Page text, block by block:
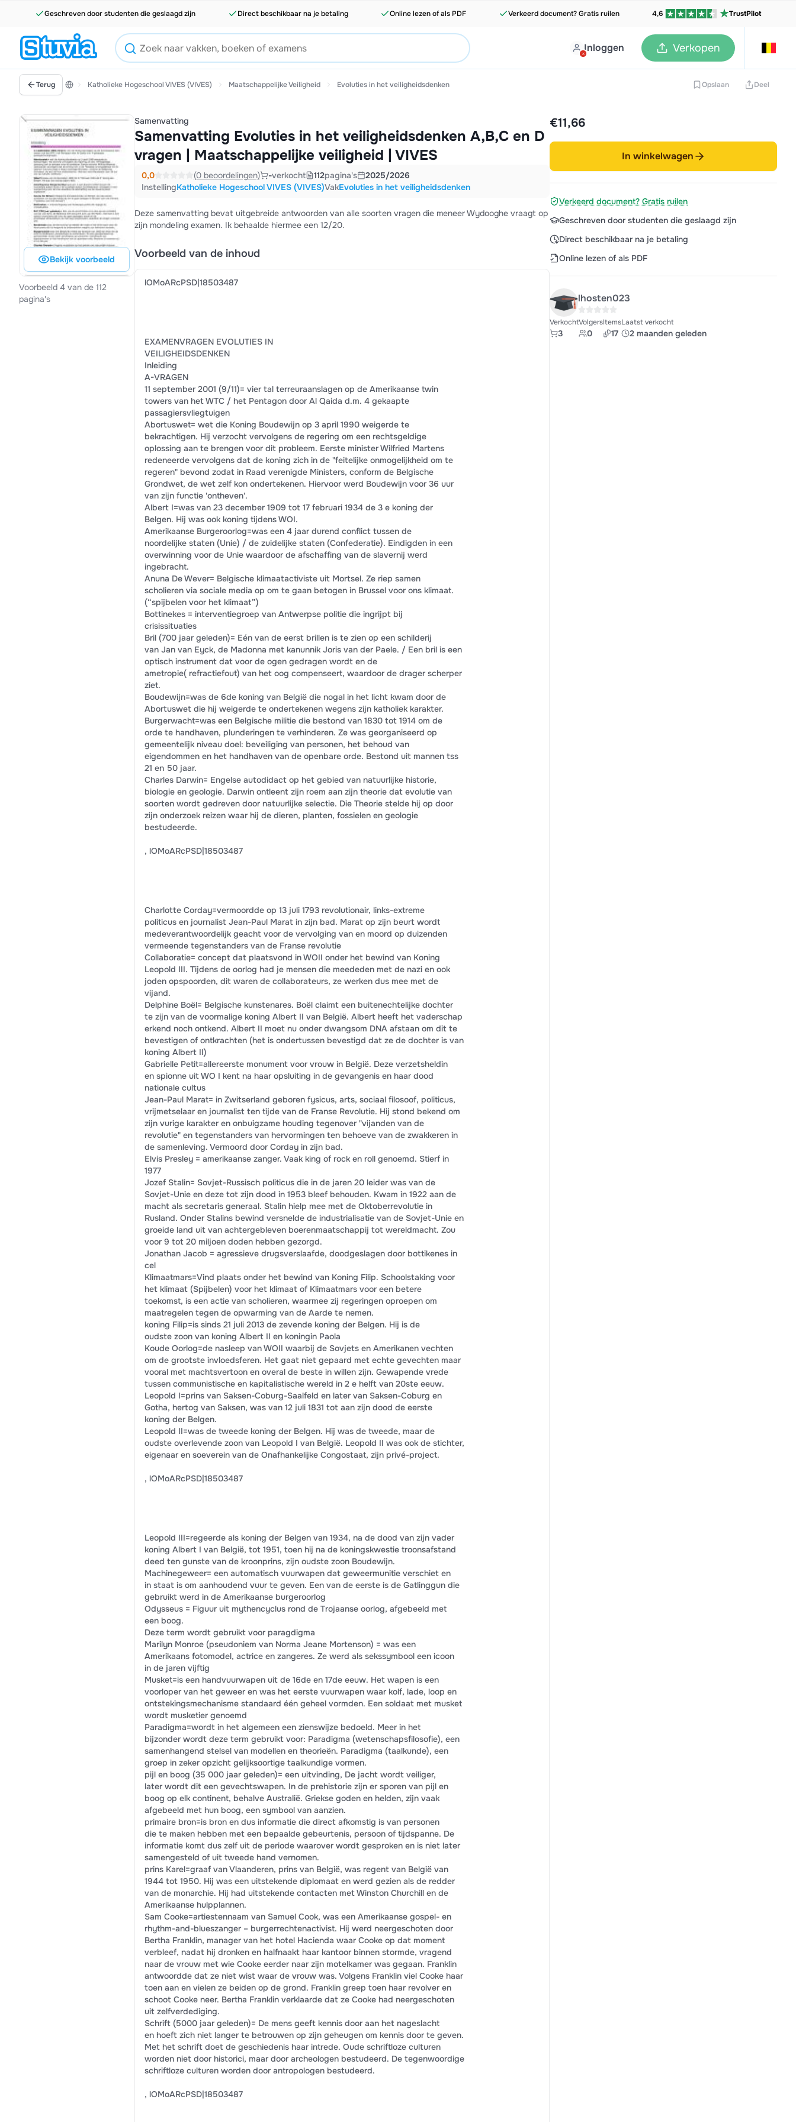
Geschreven door studenten die geslaagd zijn Direct beschikbaar na je betaling Online lezen of als PDF Verkeerd document? Gratis ruilen 4,6 TrustPilot
Inloggen Verkopen
Terug Katholieke Hogeschool VIVES (VIVES) Maatschappelijke Veiligheid Evoluties in het veiligheidsdenken Opslaan Deel
Bekijk voorbeeld
Voorbeeld 4 van de 112
pagina's
Samenvatting
Samenvatting Evoluties in het veiligheidsdenken A,B,C en D
vragen | Maatschappelijke veiligheid | VIVES
0,0 (0 beoordelingen) -verkocht 112pagina's
2025/2026
InstellingKatholieke Hogeschool VIVES (VIVES)VakEvoluties in het veiligheidsdenken
Deze samenvatting bevat uitgebreide antwoorden van alle soorten vragen die meneer Wydooghe vraagt op
zijn mondeling examen. Ik behaalde hiermee een 12/20.
Voorbeeld van de inhoud
lOMoARcPSD|18503487
EXAMENVRAGEN EVOLUTIES IN
VEILIGHEIDSDENKEN
Inleiding
A-VRAGEN
11 september 2001 (9/11)= vier tal terreuraanslagen op de Amerikaanse twin
towers van het WTC / het Pentagon door Al Qaida d.m. 4 gekaapte
passagiersvliegtuigen
Abortuswet= wet die Koning Boudewijn op 3 april 1990 weigerde te
bekrachtigen. Hij verzocht vervolgens de regering om een rechtsgeldige
oplossing aan te brengen voor dit probleem. Eerste minister Wilfried Martens
redeneerde vervolgens dat de koning zich in de "feitelijke onmogelijkheid om te
regeren" bevond zodat in Raad verenigde Ministers, conform de Belgische
Grondwet, de wet zelf kon ondertekenen. Hiervoor werd Boudewijn voor 36 uur
van zijn functie 'ontheven'.
Albert I=was van 23 december 1909 tot 17 februari 1934 de 3 e koning der
Belgen. Hij was ook koning tijdens WOI.
Amerikaanse Burgeroorlog=was een 4 jaar durend conflict tussen de
noordelijke staten (Unie) / de zuidelijke staten (Confederatie). Eindigden in een
overwinning voor de Unie waardoor de afschaffing van de slavernij werd
ingebracht.
Anuna De Wever= Belgische klimaatactiviste uit Mortsel. Ze riep samen
scholieren via sociale media op om te gaan betogen in Brussel voor ons klimaat.
(“spijbelen voor het klimaat”)
Bottinekes = interventiegroep van Antwerpse politie die ingrijpt bij
crisissituaties
Bril (700 jaar geleden)= Eén van de eerst brillen is te zien op een schilderij
van Jan van Eyck, de Madonna met kanunnik Joris van der Paele. / Een bril is een
optisch instrument dat voor de ogen gedragen wordt en de
ametropie( refractiefout) van het oog compenseert, waardoor de drager scherper
ziet.
Boudewijn=was de 6de koning van België die nogal in het licht kwam door de
Abortuswet die hij weigerde te ondertekenen wegens zijn katholiek karakter.
Burgerwacht=was een Belgische militie die bestond van 1830 tot 1914 om de
orde te handhaven, plunderingen te verhinderen. Ze was georganiseerd op
gemeentelijk niveau doel: beveiliging van personen, het behoud van
eigendommen en het handhaven van de openbare orde. Bestond uit mannen tss
21 en 50 jaar.
Charles Darwin= Engelse autodidact op het gebied van natuurlijke historie,
biologie en geologie. Darwin ontleent zijn roem aan zijn theorie dat evolutie van
soorten wordt gedreven door natuurlijke selectie. Die Theorie stelde hij op door
zijn onderzoek reizen waar hij de dieren, planten, fossielen en geologie
bestudeerde.
, lOMoARcPSD|18503487
Charlotte Corday=vermoordde op 13 juli 1793 revolutionair, links-extreme
politicus en journalist Jean-Paul Marat in zijn bad. Marat op zijn beurt wordt
medeverantwoordelijk geacht voor de vervolging van en moord op duizenden
vermeende tegenstanders van de Franse revolutie
Collaboratie= concept dat plaatsvond in WOII onder het bewind van Koning
Leopold III. Tijdens de oorlog had je mensen die meededen met de nazi en ook
joden opspoorden, dit waren de collaborateurs, ze werken dus mee met de
vijand.
Delphine Boël= Belgische kunstenares. Boël claimt een buitenechtelijke dochter
te zijn van de voormalige koning Albert II van België. Albert heeft het vaderschap
erkend noch ontkend. Albert II moet nu onder dwangsom DNA afstaan om dit te
bevestigen of ontkrachten (het is ondertussen bevestigd dat ze de dochter is van
koning Albert II)
Gabrielle Petit=allereerste monument voor vrouw in België. Deze verzetsheldin
en spionne uit WO I kent na haar opsluiting in de gevangenis en haar dood
nationale cultus
Jean-Paul Marat= in Zwitserland geboren fysicus, arts, sociaal filosoof, politicus,
vrijmetselaar en journalist ten tijde van de Franse Revolutie. Hij stond bekend om
zijn vurige karakter en onbuigzame houding tegenover "vijanden van de
revolutie" en tegenstanders van hervormingen ten behoeve van de zwakkeren in
de samenleving. Vermoord door Corday in zijn bad.
Elvis Presley = amerikaanse zanger. Vaak king of rock en roll genoemd. Stierf in
1977
Jozef Stalin= Sovjet-Russisch politicus die in de jaren 20 leider was van de
Sovjet-Unie en deze tot zijn dood in 1953 bleef behouden. Kwam in 1922 aan de
macht als secretaris generaal. Stalin hielp mee met de Oktoberrevolutie in
Rusland. Onder Stalins bewind versnelde de industrialisatie van de Sovjet-Unie en
groeide land uit van achtergebleven boerenmaatschappij tot wereldmacht. Zou
voor 9 tot 20 miljoen doden hebben gezorgd.
Jonathan Jacob = agressieve drugsverslaafde, doodgeslagen door bottikenes in
cel
Klimaatmars=Vind plaats onder het bewind van Koning Filip. Schoolstaking voor
het klimaat (Spijbelen) voor het klimaat of Klimaatmars voor een betere
toekomst, is een actie van scholieren, waarmee zij regeringen oproepen om
maatregelen tegen de opwarming van de Aarde te nemen.
koning Filip=is sinds 21 juli 2013 de zevende koning der Belgen. Hij is de
oudste zoon van koning Albert II en koningin Paola
Koude Oorlog=de nasleep van WOII waarbij de Sovjets en Amerikanen vechten
om de grootste invloedsferen. Het gaat niet gepaard met echte gevechten maar
vooral met machtsvertoon en overal de beste in willen zijn. Gewapende vrede
tussen communistische en kapitalistische wereld in 2 e helft van 20ste eeuw.
Leopold I=prins van Saksen-Coburg-Saalfeld en later van Saksen-Coburg en
Gotha, hertog van Saksen, was van 12 juli 1831 tot aan zijn dood de eerste
koning der Belgen.
Leopold II=was de tweede koning der Belgen. Hij was de tweede, maar de
oudste overlevende zoon van Leopold I van België. Leopold II was ook de stichter,
eigenaar en soeverein van de Onafhankelijke Congostaat, zijn privé-project.
, lOMoARcPSD|18503487
Leopold III=regeerde als koning der Belgen van 1934, na de dood van zijn vader
koning Albert I van België, tot 1951, toen hij na de koningskwestie troonsafstand
deed ten gunste van de kroonprins, zijn oudste zoon Boudewijn.
Machinegeweer= een automatisch vuurwapen dat geweermunitie verschiet en
in staat is om aanhoudend vuur te geven. Een van de eerste is de Gatlinggun die
gebruikt werd in de Amerikaanse burgeroorlog
Odysseus = Figuur uit mythencyclus rond de Trojaanse oorlog, afgebeeld met
een boog.
Deze term wordt gebruikt voor paragdigma
Marilyn Monroe (pseudoniem van Norma Jeane Mortenson) = was een
Amerikaans fotomodel, actrice en zangeres. Ze werd als sekssymbool een icoon
in de jaren vijftig
Musket=is een handvuurwapen uit de 16de en 17de eeuw. Het wapen is een
voorloper van het geweer en was het eerste vuurwapen waar kolf, lade, loop en
ontstekingsmechanisme standaard één geheel vormden. Een soldaat met musket
wordt musketier genoemd
Paradigma=wordt in het algemeen een zienswijze bedoeld. Meer in het
bijzonder wordt deze term gebruikt voor: Paradigma (wetenschapsfilosofie), een
samenhangend stelsel van modellen en theorieën. Paradigma (taalkunde), een
groep in zeker opzicht gelijksoortige taalkundige vormen.
pijl en boog (35 000 jaar geleden)= een uitvinding, De jacht wordt veiliger,
later wordt dit een gevechtswapen. In de prehistorie zijn er sporen van pijl en
boog op elk continent, behalve Australië. Griekse goden en helden, zijn vaak
afgebeeld met hun boog, een symbool van aanzien.
primaire bron=is bron en dus informatie die direct afkomstig is van personen
die te maken hebben met een bepaalde gebeurtenis, persoon of tijdspanne. De
informatie komt dus zelf uit de periode waarover wordt gesproken en is niet later
samengesteld of uit tweede hand vernomen.
prins Karel=graaf van Vlaanderen, prins van België, was regent van België van
1944 tot 1950. Hij was een uitstekende diplomaat en werd gezien als de redder
van de monarchie. Hij had uitstekende contacten met Winston Churchill en de
Amerikaanse hulpplannen.
Sam Cooke=artiestennaam van Samuel Cook, was een Amerikaanse gospel- en
rhythm-and-blueszanger – burgerrechtenactivist. Hij werd neergeschoten door
Bertha Franklin, manager van het hotel Hacienda waar Cooke op dat moment
verbleef, nadat hij dronken en halfnaakt haar kantoor binnen stormde, vragend
naar de vrouw met wie Cooke eerder naar zijn motelkamer was gegaan. Franklin
antwoordde dat ze niet wist waar de vrouw was. Volgens Franklin viel Cooke haar
toen aan en vielen ze beiden op de grond. Franklin greep toen haar revolver en
schoot Cooke neer. Bertha Franklin verklaarde dat ze Cooke had neergeschoten
uit zelfverdediging.
Schrift (5000 jaar geleden)= De mens geeft kennis door aan het nageslacht
en hoeft zich niet langer te betrouwen op zijn geheugen om kennis door te geven.
Met het schrift doet de geschiedenis haar intrede. Oude schriftloze culturen
worden niet door historici, maar door archeologen bestudeerd. De tegenwoordige
schriftloze culturen worden door antropologen bestudeerd.
, lOMoARcPSD|18503487
€11,66
In winkelwagen
Verkeerd document? Gratis ruilen
Geschreven door studenten die geslaagd zijn
Direct beschikbaar na je betaling
Online lezen of als PDF
lhosten023
Verkocht
3
Volgers
0
Items
17
Laatst verkocht
2 maanden geleden